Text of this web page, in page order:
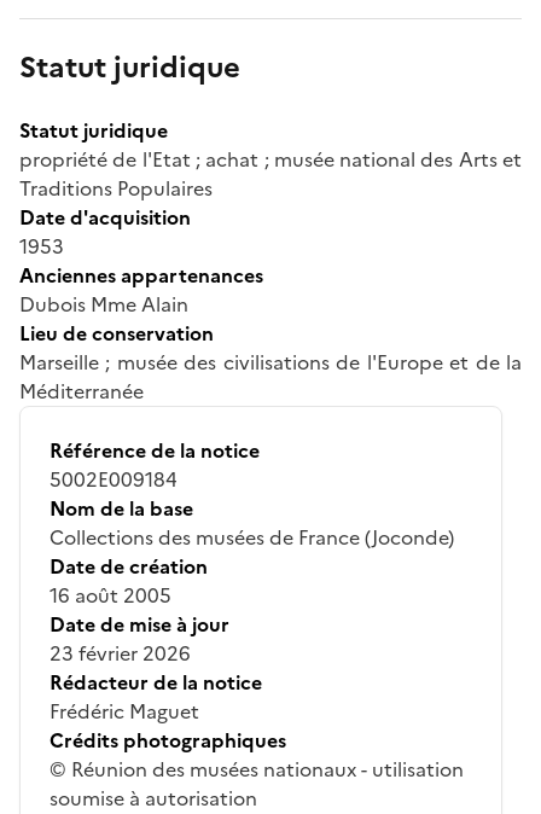
Statut juridique
Statut juridique
propriété de l'Etat ; achat ; musée national des Arts et
Traditions Populaires
Date d'acquisition
1953
Anciennes appartenances
Dubois Mme Alain
Lieu de conservation
Marseille ; musée des civilisations de l'Europe et de la
Méditerranée
Référence de la notice
5002E009184
Nom de la base
Collections des musées de France (Joconde)
Date de création
16 août 2005
Date de mise à jour
23 février 2026
Rédacteur de la notice
Frédéric Maguet
Crédits photographiques
© Réunion des musées nationaux - utilisation
soumise à autorisation